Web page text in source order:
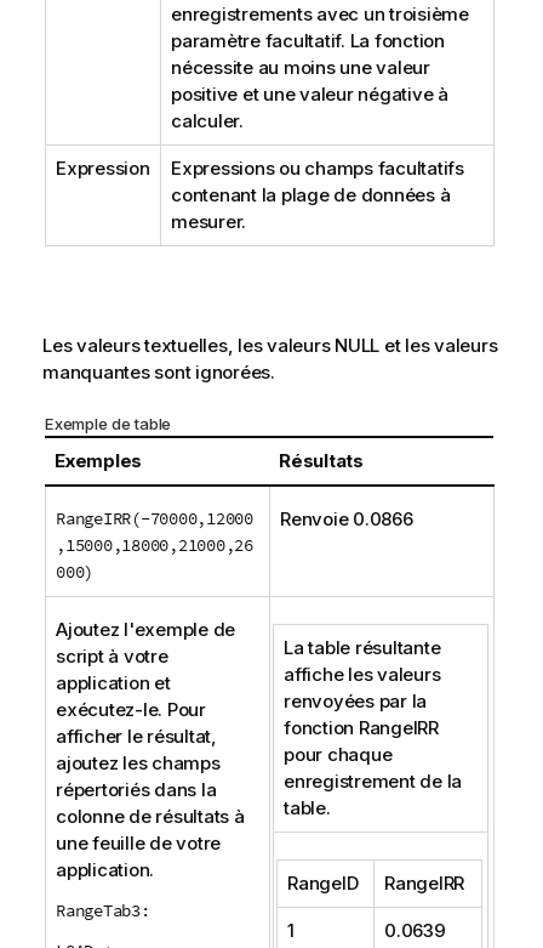
enregistrements avec un troisième
paramètre facultatif. La fonction
nécessite au moins une valeur
positive et une valeur négative à
calculer.
Expression
Expressions ou champs facultatifs
contenant la plage de données à
mesurer.
Les valeurs textuelles, les valeurs NULL et les valeurs
manquantes sont ignorées.
Exemple de table
Exemples Résultats
RangeIRR(-70000,12000
,15000,18000,21000,26
000)
Renvoie 0.0866
Ajoutez l'exemple de
script à votre
application et
exécutez-le. Pour
afficher le résultat,
ajoutez les champs
répertoriés dans la
colonne de résultats à
une feuille de votre
application.
RangeTab3:
La table résultante
affiche les valeurs
renvoyées par la
fonction RangeIRR
pour chaque
enregistrement de la
table.
RangeID RangeIRR
1 0.0639